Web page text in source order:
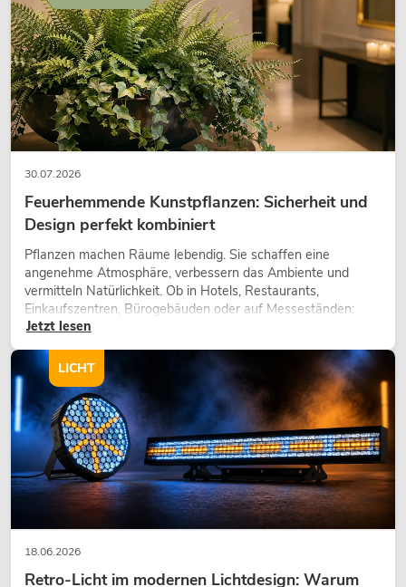
30.07.2026
Feuerhemmende Kunstpflanzen: Sicherheit und
Design perfekt kombiniert
Pflanzen machen Räume lebendig. Sie schaffen eine
angenehme Atmosphäre, verbessern das Ambiente und
vermitteln Natürlichkeit. Ob in Hotels, Restaurants,
Einkaufszentren, Bürogebäuden oder auf Messeständen:
eine hochwertige Begrünung gehört heute längst zum
Jetzt lesen
18.06.2026
Retro-Licht im modernen Lichtdesign: Warum
LICHT